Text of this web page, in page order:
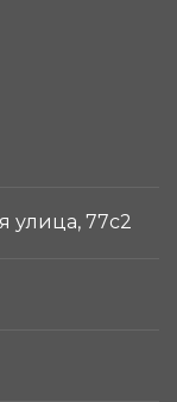
улица, 77с2